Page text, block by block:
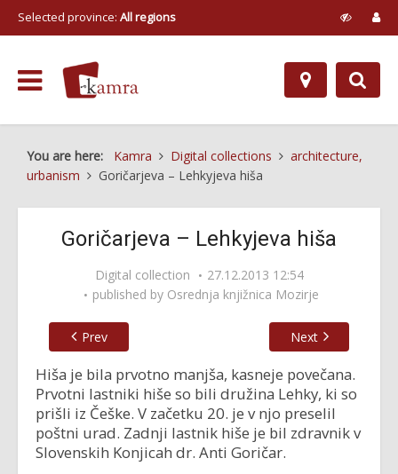
Selected province: All regions
You are here: Kamra Digital collections
architecture,
urbanism
Goričarjeva – Lehkyjeva hiša
Goričarjeva – Lehkyjeva hiša
Digital collection
27.12.2013 12:54
published by Osrednja knjižnica Mozirje
Prev Next
Hiša je bila prvotno manjša, kasneje povečana.
Prvotni lastniki hiše so bili družina Lehky, ki so
prišli iz Češke. V začetku 20. je v njo preselil
poštni urad. Zadnji lastnik hiše je bil zdravnik v
Slovenskih Konjicah dr. Anti Goričar.